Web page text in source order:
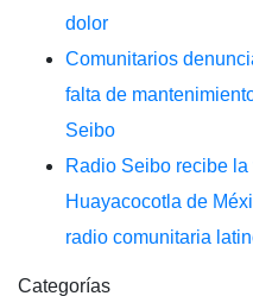
dolor
Comunitarios
falta de
Seibo
Radio Seibo recibe
Huayacocotla de
radio comunitaria
Categorías